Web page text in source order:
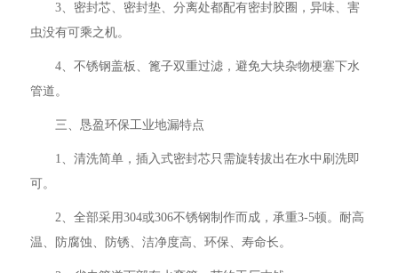
3、密封芯、密封垫、分离处都配有密封胶圈，异味、害
虫没有可乘之机。
4、不锈钢盖板、篦子双重过滤，避免大块杂物梗塞下水
管道。
三、恳盈环保工业地漏特点
1、清洗简单，插入式密封芯只需旋转拔出在水中刷洗即
可。
2、全部采用304或306不锈钢制作而成，承重3-5顿。耐高
温、防腐蚀、防锈、洁净度高、环保、寿命长。